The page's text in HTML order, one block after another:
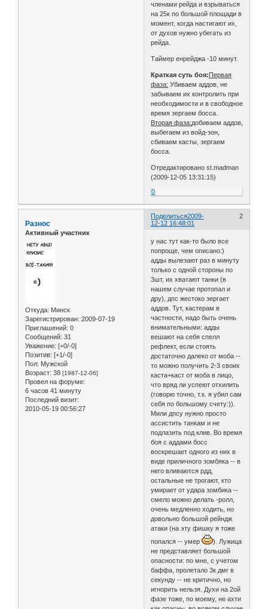
членами рейда и взрываться
на 25к по большой площади в
момент, когда настигают их,
от духов нужно убегать из
рейда.
Таймер енрейджа -10 минут.
Краткая суть боя: Первая
фаза: Убиваем аддов, не
забываем их контролить при
необходимости и в свободное
время зергаем босса.
Вторая фаза:добиваем аддов,
выбегаем из войд-зон,
сбиваем касты, зергаем
босса.
Отредактировано st.madman
(2009-12-05 13:31:15)
0
Поделиться 2
2009-
12-12 16:48:01
Разнос
Активный участник
Откуда: Минск
Зарегистрирован: 2009-07-19
Приглашений: 0
Сообщений: 31
Уважение: [+0/-0]
Позитив: [+1/-0]
Пол: Мужской
Возраст: 38 [1987-12-06]
Провел на форуме:
6 часов 41 минуту
Последний визит:
2010-05-19 00:56:27
у нас тут как-то было все
попроще, чем описано:)
адды вылезают раз в минуту
только с одной стороны по
3шт, их хватают танки (в
нашем случае протопал и
дру), дпс жестоко зергает
аддов. Тут, кастерам в
частности, надо быть очень
внимательными: адды
вешают на себя спелл
рефлект, если стоять
достаточно далеко от моба --
то можно получить 2-3 своих
каста+каст от моба в лицо,
что вряд ли успеют отхилить
(говорю точно, т.к. я убил сам
себя по большому счету:)).
Мили дпсу нужно просто
ассистить танкам и не
подлазить под клив. Во время
боя с аддами босс
воскрешает одного из них в
виде приличного зомбяка -- в
него вливаются рдд,
остальные не трогают, кто
умирает от удара зомбика --
смело можно делать -ролл,
очень медленно ходить, но
довольно большой рейндж
атаки (на эту фишку я тоже
попался -- умер
). Лужица
не представляет большой
опасности: по мне, с учетом
баффа, пролетало 3к дмг в
секунду -- не критично, но
игнорить нельзя. Духи на 2ой
фазе тоже, по моему, не ахти